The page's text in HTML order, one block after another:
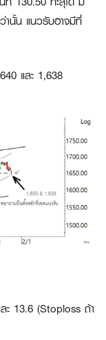
นั้น แนวรับอาจมีที่
และ 1,638
ะ 13.6 (Stoploss ถ้า